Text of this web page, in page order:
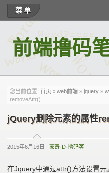
菜单
前端撸码
您当前位置: 首页 » web前端 » jquery »
removeAttr()
jQuery删除元素的属性
2015年6月16日 | 蒙奇·D·撸码客
在Jquery中通过attr()方法设置元